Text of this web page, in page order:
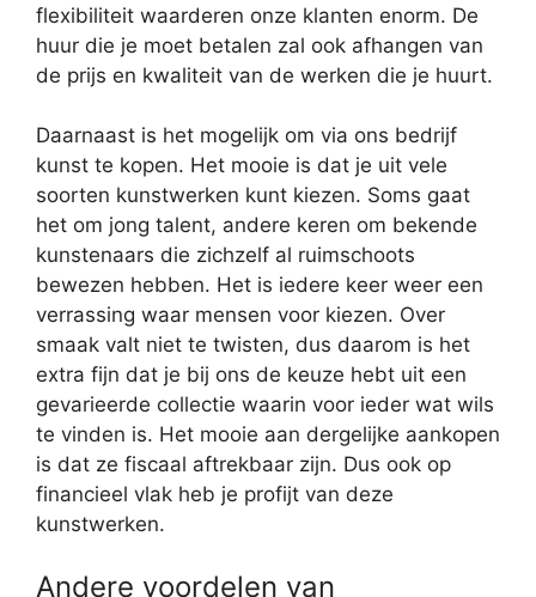
flexibiliteit waarderen onze klanten enorm. De
huur die je moet betalen zal ook afhangen van
de prijs en kwaliteit van de werken die je huurt.
Daarnaast is het mogelijk om via ons bedrijf
kunst te kopen. Het mooie is dat je uit vele
soorten kunstwerken kunt kiezen. Soms gaat
het om jong talent, andere keren om bekende
kunstenaars die zichzelf al ruimschoots
bewezen hebben. Het is iedere keer weer een
verrassing waar mensen voor kiezen. Over
smaak valt niet te twisten, dus daarom is het
extra fijn dat je bij ons de keuze hebt uit een
gevarieerde collectie waarin voor ieder wat wils
te vinden is. Het mooie aan dergelijke aankopen
is dat ze fiscaal aftrekbaar zijn. Dus ook op
financieel vlak heb je profijt van deze
kunstwerken.
Andere voordelen van